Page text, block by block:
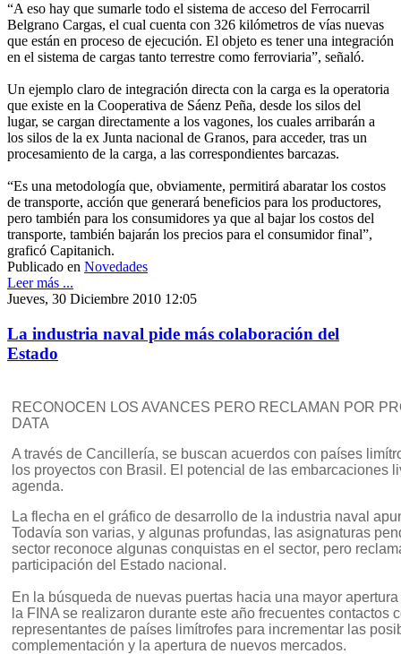
“A eso hay que sumarle todo el sistema de acceso del Ferrocarril
Belgrano Cargas, el cual cuenta con 326 kilómetros de vías nuevas
que están en proceso de ejecución. El objeto es tener una integración
en el sistema de cargas tanto terrestre como ferroviaria”, señaló.
Un ejemplo claro de integración directa con la carga es la operatoria
que existe en la Cooperativa de Sáenz Peña, desde los silos del
lugar, se cargan directamente a los vagones, los cuales arribarán a
los silos de la ex Junta nacional de Granos, para acceder, tras un
procesamiento de la carga, a las correspondientes barcazas.
“Es una metodología que, obviamente, permitirá abaratar los costos
de transporte, acción que generará beneficios para los productores,
pero también para los consumidores ya que al bajar los costos del
transporte, también bajarán los precios para el consumidor final”,
graficó Capitanich.
Publicado en Novedades
Leer más ...
Jueves, 30 Diciembre 2010 12:05
La industria naval pide más colaboración del
Estado
RECONOCEN LOS AVANCES PERO RECLAMAN POR
DATA
A través de Cancillería, se buscan acuerdos con países
los proyectos con Brasil. El potencial de las embarcaciones
agenda.
La flecha en el gráfico de desarrollo de la industria naval
Todavía son varias, y algunas profundas, las asignaturas
sector reconoce algunas conquistas en el sector, pero
participación del Estado nacional.
En la búsqueda de nuevas puertas hacia una mayor
la FINA se realizaron durante este año frecuentes contactos
representantes de países limítrofes para incrementar las
complementación y la apertura de nuevos mercados.